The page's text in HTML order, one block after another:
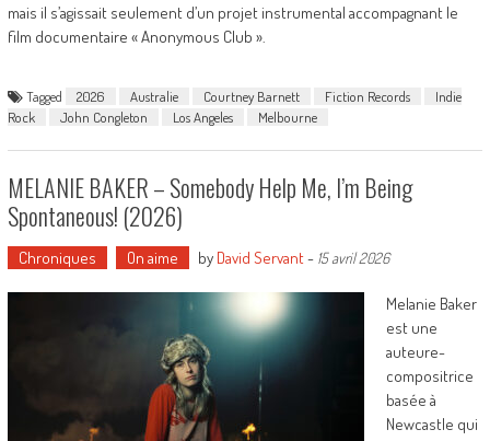
mais il s’agissait seulement d’un projet instrumental accompagnant le
film documentaire « Anonymous Club ».
Tagged 2026 Australie Courtney Barnett Fiction Records
Indie
Rock
John Congleton Los Angeles Melbourne
MELANIE BAKER – Somebody Help Me, I’m Being
Spontaneous! (2026)
Chroniques On aime by David Servant- 15 avril 2026
Melanie Baker
est une
auteure-
compositrice
basée à
Newcastle qui